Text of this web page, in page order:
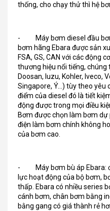
thống, cho chạy thử thì hệ
- Máy bơm diesel đầu
bơm hãng Ebara được sản
FSA, GS, CAN với các động
thương hiệu nổi tiếng, chúng
Doosan, Iuzu, Kohler, Iveco,
Singapore, Ý…) tùy theo yêu
điểm của diesel đó là tiết
động được trong mọi điều
Bơm được chọn làm bơm
điện làm bơm chính không
của bơm cao.
- Máy bơm bù áp Ebara:
lực hoạt động của bộ bơm,
thấp. Ebara có nhiều series
cánh bơm, chân bơm bằng
bằng gang có giá thành rẻ